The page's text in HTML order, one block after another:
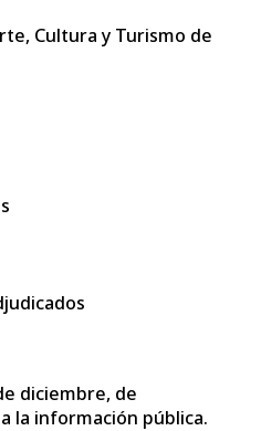
Cultura y Turismo de
diciembre, de
la información pública.